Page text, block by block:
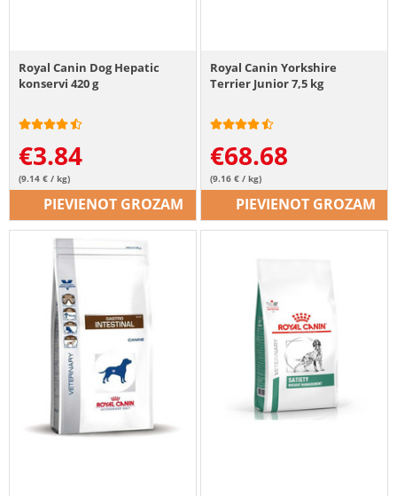
Royal Canin Dog Hepatic
konservi 420 g
€3.84
(9.14 € / kg)
PIEVIENOT GROZAM
Royal Canin Yorkshire
Terrier Junior 7,5 kg
€68.68
(9.16 € / kg)
PIEVIENOT GROZAM